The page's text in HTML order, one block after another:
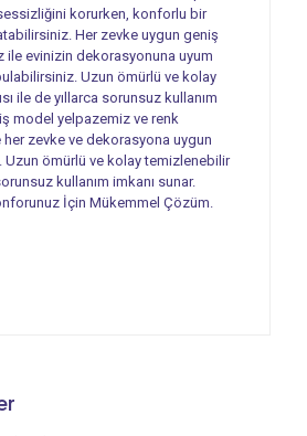
sessizliğini korurken, konforlu bir
Her zevke uygun geniş
ile evinizin dekorasyonuna uyum
Uzun ömürlü ve kolay
ile de yıllarca sorunsuz kullanım
model yelpazemiz ve renk
zevke ve dekorasyona uygun
Uzun ömürlü ve kolay temizlenebilir
kullanım imkanı sunar.
İçin Mükemmel Çözüm.